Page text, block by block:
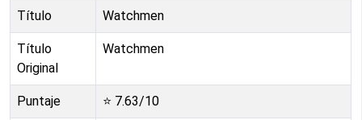
Título Watchmen
Título
Original
Watchmen
Puntaje ⭐ 7.63/10